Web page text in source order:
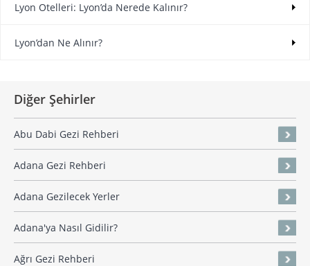
Lyon Otelleri: Lyon’da Nerede Kalınır?
Lyon’dan Ne Alınır?
Diğer Şehirler
Abu Dabi Gezi Rehberi
Adana Gezi Rehberi
Adana Gezilecek Yerler
Adana'ya Nasıl Gidilir?
Ağrı Gezi Rehberi